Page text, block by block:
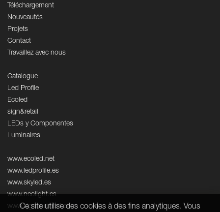
Téléchargement
Nouveautés
Projets
Contact
Travaillez avec nous
Catalogue
Led Profile
Ecoled
sign&retail
LEDs y Componentes
Luminaires
www.ecoled.net
www.ledprofile.es
www.skyled.es
www.neolight.es
www.signandretail.com
Ce site utilise des cookies à des fins analytiques. Vous